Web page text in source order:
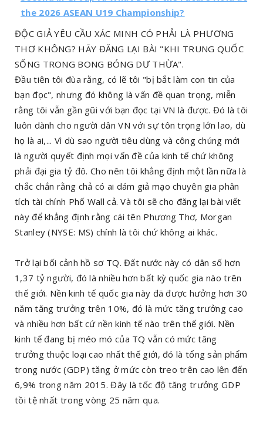
the 2026 ASEAN U19 Championship?
ĐỘC GIẢ YÊU CẦU XÁC MINH CÓ PHẢI LÀ PHƯƠNG
THƠ KHÔNG? HÃY ĐĂNG LẠI BÀI "KHI TRUNG QUỐC
SỐNG TRONG BONG BÓNG DƯ THỪA".
Đầu tiên tôi đùa rằng, có lẽ tôi "bị bắt làm con tin của
bạn đọc", nhưng đó không là vấn đề quan trọng, miễn
rằng tôi vẫn gần gũi với bạn đọc tại VN là được. Đó là tôi
luôn dành cho người dân VN với sự tôn trọng lớn lao, dù
họ là ai,... Vì dù sao người tiêu dùng và công chúng mới
là người quyết định mọi vấn đề của kinh tế chứ không
phải đại gia tỷ đô. Cho nên tôi khẳng định một lần nữa là
chắc chắn rằng chả có ai dám giả mạo chuyên gia phân
tích tài chính Phố Wall cả. Và tôi sẽ cho đăng lại bài viết
này để khẳng định rằng cái tên Phương Thơ, Morgan
Stanley (NYSE: MS) chính là tôi chứ không ai khác.
Trở lại bối cảnh hồ sơ TQ. Đất nước này có dân số hơn
1,37 tỷ người, đó là nhiều hơn bất kỳ quốc gia nào trên
thế giới. Nền kinh tế quốc gia này đã được hưởng hơn 30
năm tăng trưởng trên 10%, đó là mức tăng trưởng cao
và nhiều hơn bất cứ nền kinh tế nào trên thế giới. Nền
kinh tế đang bị méo mó của TQ vẫn có mức tăng
trưởng thuộc loại cao nhất thế giới, đó là tổng sản phẩm
trong nước (GDP) tăng ở mức còn treo trên cao lên đến
6,9% trong năm 2015. Đây là tốc độ tăng trưởng GDP
tồi tệ nhất trong vòng 25 năm qua.